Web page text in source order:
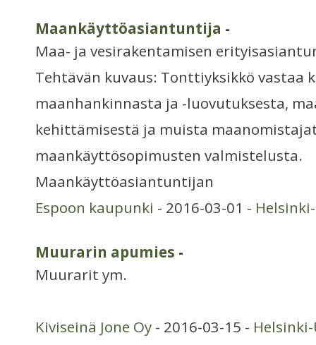
Maankäyttöasiantuntija -
Maa- ja vesirakentamisen
Tehtävän kuvaus: Tonttiyksikkö vastaa
maanhankinnasta ja -luovutuksesta,
kehittämisestä ja muista
maankäyttösopimusten valmistelusta.
Maankäyttöasiantuntijan
Espoon kaupunki - 2016-03-01 -
Muurarin apumies -
Muurarit ym.
Kiviseinä Jone Oy - 2016-03-15 -